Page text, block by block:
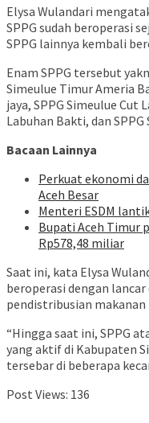
Elysa Wulandari
SPPG sudah beroperasi
SPPG lainnya kembali
Enam SPPG tersebut
Simeulue Timur Ameria
jaya, SPPG Simeulue Cut
Labuhan Bakti, dan
Bacaan Lainnya
Perkuat ekonomi
Aceh Besar
Menteri ESDM
Bupati Aceh Timur
Rp578,48 miliar
Saat ini, kata Elysa
beroperasi dengan
pendistribusian makanan
“Hingga saat ini, SPPG
yang aktif di Kabupaten
tersebar di beberapa
Post Views: 136